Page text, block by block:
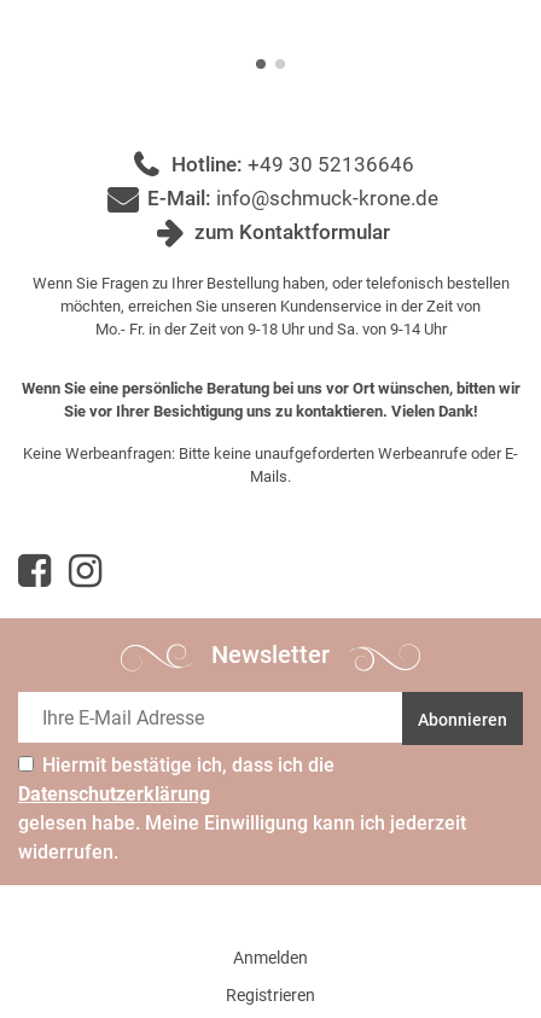
Hotline: +49 30 52136646
E-Mail: info@schmuck-krone.de
zum Kontaktformular
Wenn Sie Fragen zu Ihrer Bestellung haben, oder telefonisch bestellen
möchten, erreichen Sie unseren Kundenservice in der Zeit von
Mo.- Fr. in der Zeit von 9-18 Uhr und Sa. von 9-14 Uhr
Wenn Sie eine persönliche Beratung bei uns vor Ort wünschen, bitten wir
Sie vor Ihrer Besichtigung uns zu kontaktieren. Vielen Dank!
Keine Werbeanfragen: Bitte keine unaufgeforderten Werbeanrufe oder E-
Mails.
Newsletter
Abonnieren
Hiermit bestätige ich, dass ich die
Daten­schutz­erklärung
gelesen habe. Meine Einwilligung kann ich jederzeit
widerrufen.
Anmelden
Registrieren